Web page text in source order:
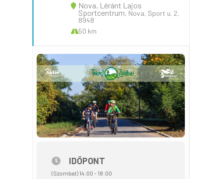
Nova, Léránt Lajos
Sportcentrum, Nova, Sport u. 2,
8948
50 km
IDŐPONT
(Szombat) 14:00 - 18:00